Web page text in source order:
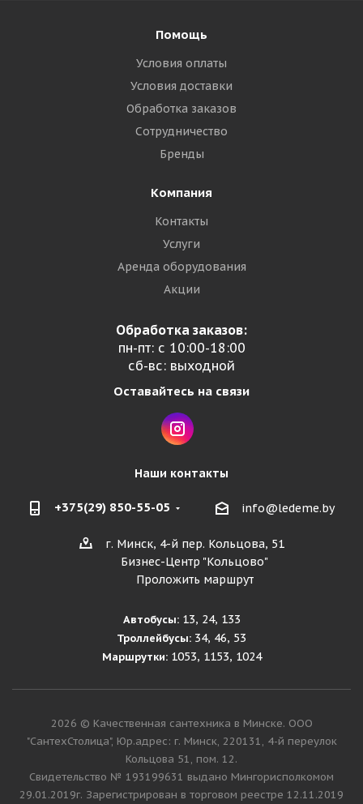
Помощь
Условия оплаты
Условия доставки
Обработка заказов
Сотрудничество
Бренды
Компания
Контакты
Услуги
Аренда оборудования
Акции
Обработка заказов:
пн-пт: с 10:00-18:00
сб-вс: выходной
Оставайтесь на связи
Наши контакты
+375(29) 850-55-05 info@ledeme.by
г. Минск, 4-й пер. Кольцова, 51
Бизнес-Центр "Кольцово"
Проложить маршрут
Автобусы:13, 24, 133
Троллейбусы: 34, 46, 53
Маршрутки:1053, 1153, 1024
2026 © Качественная сантехника в Минске. ООО
"СантехСтолица", Юр.адрес: г. Минск, 220131, 4-й переулок
Кольцова 51, пом. 12.
Cвидетельство № 193199631 выдано Мингорисполкомом
29.01.2019г. Зарегистрирован в торговом реестре 12.11.2019